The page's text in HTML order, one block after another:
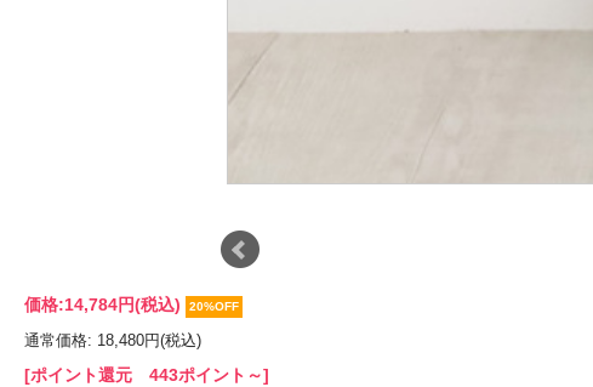
価格:14,784円(税込) 20%OFF
通常価格: 18,480円(税込)
[ポイント還元 443ポイント～]